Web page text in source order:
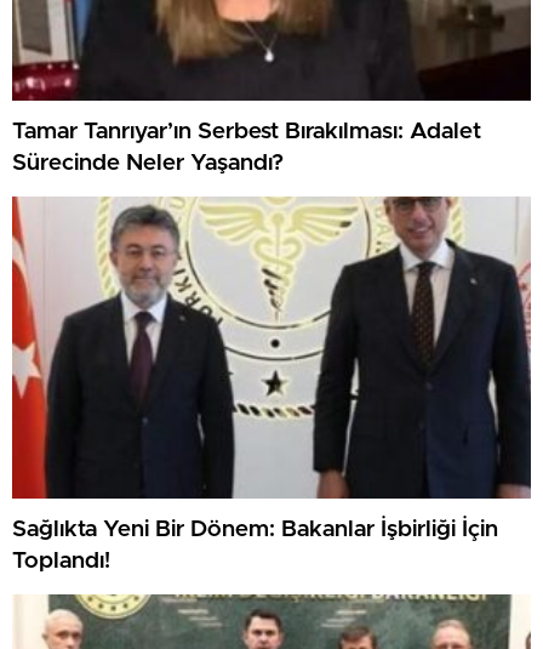
Tamar Tanrıyar’ın Serbest Bırakılması: Adalet
Sürecinde Neler Yaşandı?
Sağlıkta Yeni Bir Dönem: Bakanlar İşbirliği İçin
Toplandı!